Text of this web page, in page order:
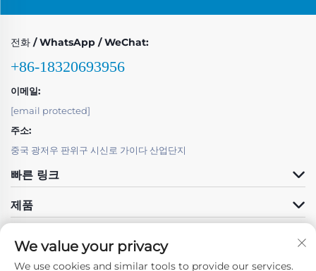
전화 / WhatsApp / WeChat:
+86-18320693956
이메일:
[email protected]
주소:
중국 광저우 판위구 시신로 가이다 산업단지
빠른 링크
제품
We value your privacy
We use cookies and similar tools to provide our services.